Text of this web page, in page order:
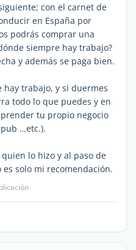
con el carnet de
en España por
podrás comprar una
siempre hay trabajo?
y además se paga bien.
hay trabajo, y si duermes
todo lo que puedes y en
tu propio negocio
…etc.).
lo hizo y al paso de
solo mi recomendación.